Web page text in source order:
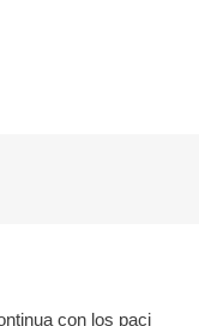
con los paci